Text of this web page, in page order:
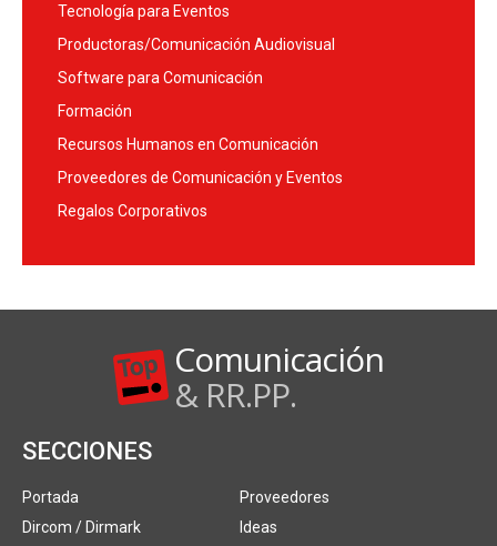
Tecnología para Eventos
Productoras/Comunicación Audiovisual
Software para Comunicación
Formación
Recursos Humanos en Comunicación
Proveedores de Comunicación y Eventos
Regalos Corporativos
Comunicación
& RR.PP.
SECCIONES
Portada
Dircom / Dirmark
Proveedores
Ideas